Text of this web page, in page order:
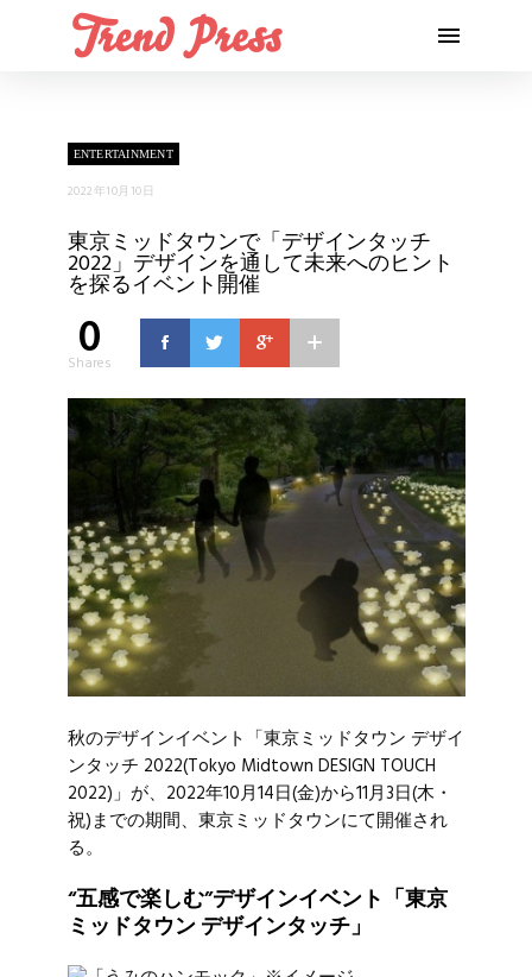
ENTERTAINMENT
2022年10月10日
東京ミッドタウンで「デザインタッチ
2022」デザインを通して未来へのヒント
を探るイベント開催
0
Shares
秋のデザインイベント「東京ミッドタウン デザイ
ンタッチ 2022(Tokyo Midtown DESIGN TOUCH
2022)」が、2022年10月14日(金)から11月3日(木・
祝)までの期間、東京ミッドタウンにて開催され
る。
“五感で楽しむ”デザインイベント「東京
ミッドタウン デザインタッチ」